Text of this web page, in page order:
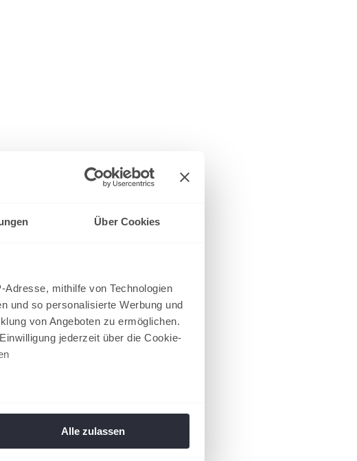
Über Cookies
mithilfe von Technologien
und so personalisierte Werbung und
von Angeboten zu ermöglichen.
jederzeit über die Cookie-
Alle zulassen